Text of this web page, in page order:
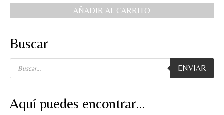
AÑADIR AL CARRITO
Buscar
Búsqueda
productos
ENVIAR
Aquí puedes encontrar…